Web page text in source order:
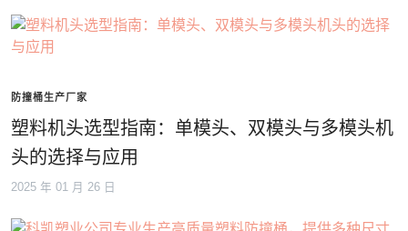
防撞桶生产厂家
塑料机头选型指南：单模头、双模头与多模头机
头的选择与应用
2025 年 01 月 26 日